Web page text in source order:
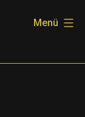
Menü